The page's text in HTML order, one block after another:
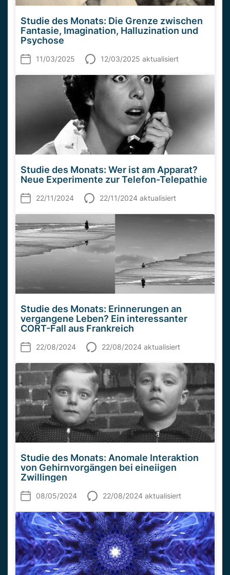
Studie des Monats: Die Grenze zwischen
Fantasie, Imagination, Halluzination und
Psychose
11/03/2025 12/03/2025 aktualisiert
Studie des Monats: Wer ist am Apparat?
Neue Experimente zur Telefon-Telepathie
22/11/2024 22/11/2024 aktualisiert
Studie des Monats: Erinnerungen an
vergangene Leben? Ein interessanter
CORT-Fall aus Frankreich
22/08/2024 22/08/2024 aktualisiert
Studie des Monats: Anomale Interaktion
von Gehirnvorgängen bei eineiigen
Zwillingen
08/05/2024 22/08/2024 aktualisiert